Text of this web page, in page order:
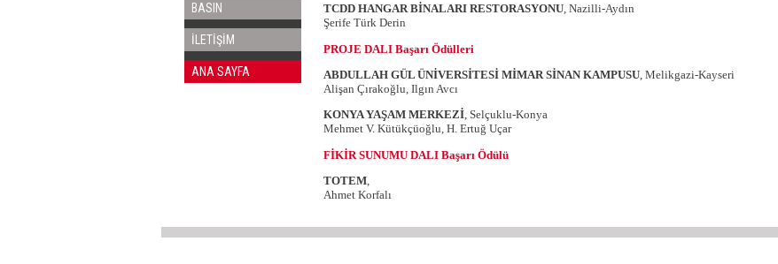
BASIN
İLETİŞİM
ANA SAYFA
TCDD HANGAR BİNALARI RESTORASYONU, Nazilli-Aydın
Şerife Türk Derin
PROJE DALI Başarı Ödülleri
ABDULLAH GÜL ÜNİVERSİTESİ MİMAR SİNAN KAMPUSU , Melikgazi-Kayseri
Alişan Çırakoğlu, Ilgın Avcı
KONYA YAŞAM MERKEZİ, Selçuklu-Konya
Mehmet V. Kütükçüoğlu, H. Ertuğ Uçar
FİKİR SUNUMU DALI Başarı Ödülü
TOTEM
Ahmet Korfalı